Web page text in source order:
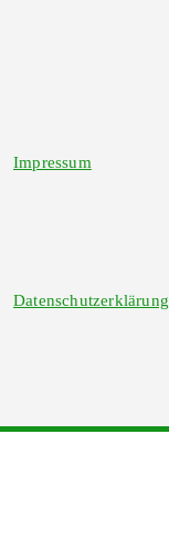
Impressum
Datenschutzerklärung